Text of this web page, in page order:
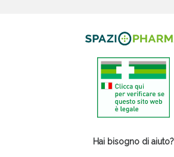
Hai bisogno di aiuto?